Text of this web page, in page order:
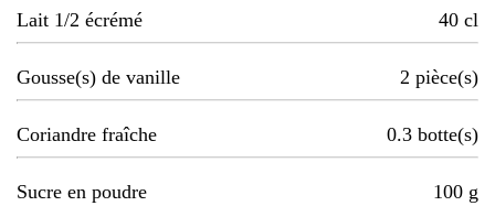
Lait 1/2 écrémé 40 cl
Gousse(s) de vanille 2 pièce(s)
Coriandre fraîche 0.3 botte(s)
Sucre en poudre 100 g